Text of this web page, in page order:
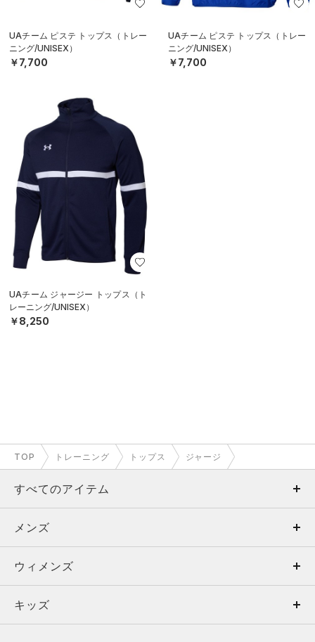
UAチーム ピステ トップス（トレー
ニング/UNISEX）
￥7,700
UAチーム ピステ トップス（トレー
ニング/UNISEX）
￥7,700
UAチーム ジャージー トップス（ト
レーニング/UNISEX）
￥8,250
TOP トレーニング トップス ジャージ
すべてのアイテム
メンズ
ウィメンズ
キッズ
メンズ
トップス
ボトムス
ウィメンズ
トップス
キッズ